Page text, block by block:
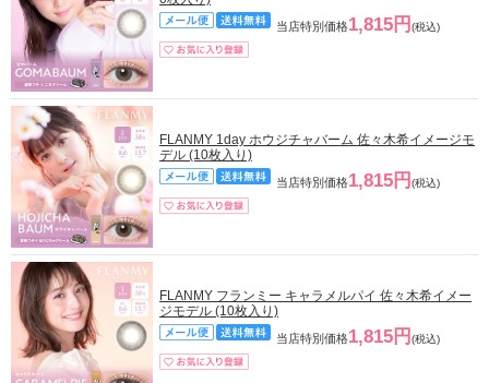
当店特別価格1,815円 (税込)
FLANMY 1day ホウジチャバーム 佐々木希イメージモ
デル (10枚入り)
当店特別価格1,815円 (税込)
FLANMY フランミー キャラメルパイ 佐々木希イメー
ジモデル (10枚入り)
当店特別価格1,815円 (税込)